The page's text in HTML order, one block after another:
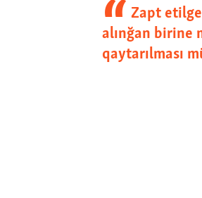
Zapt
alınğan birine
qaytarılması